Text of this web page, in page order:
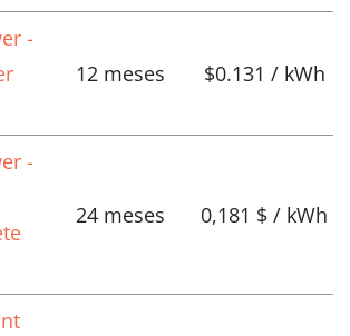
-
12 meses $0.131 / kWh
-
24 meses 0,181 $ / kWh